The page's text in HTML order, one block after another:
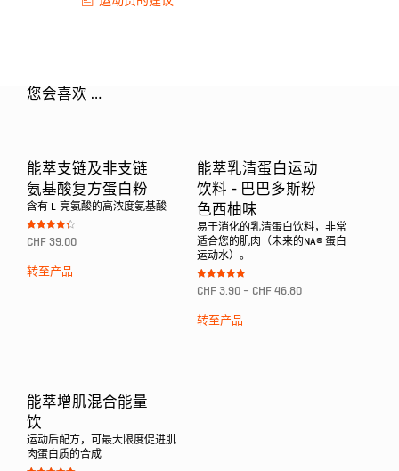
您会喜欢 …
能萃支链及非支链
氨基酸复方蛋白粉
含有 L-亮氨酸的高浓度氨基酸
Bewertet
mit
von 5
CHF 39.00
转至产品
能萃乳清蛋白运动
饮料 - 巴巴多斯粉
色西柚味
易于消化的乳清蛋白饮料，非常
适合您的肌肉（未来的NA® 蛋白
运动水）。
Bewertet mit
5.00
CHF 3.90 – CHF 46.80
转至产品
能萃增肌混合能量
饮
运动后配方，可最大限度促进肌
肉蛋白质的合成